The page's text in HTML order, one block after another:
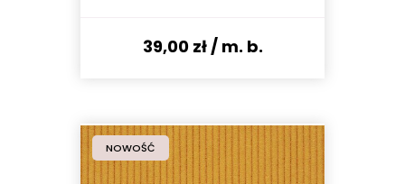
39,00 zł/ m. b.
NOWOŚĆ